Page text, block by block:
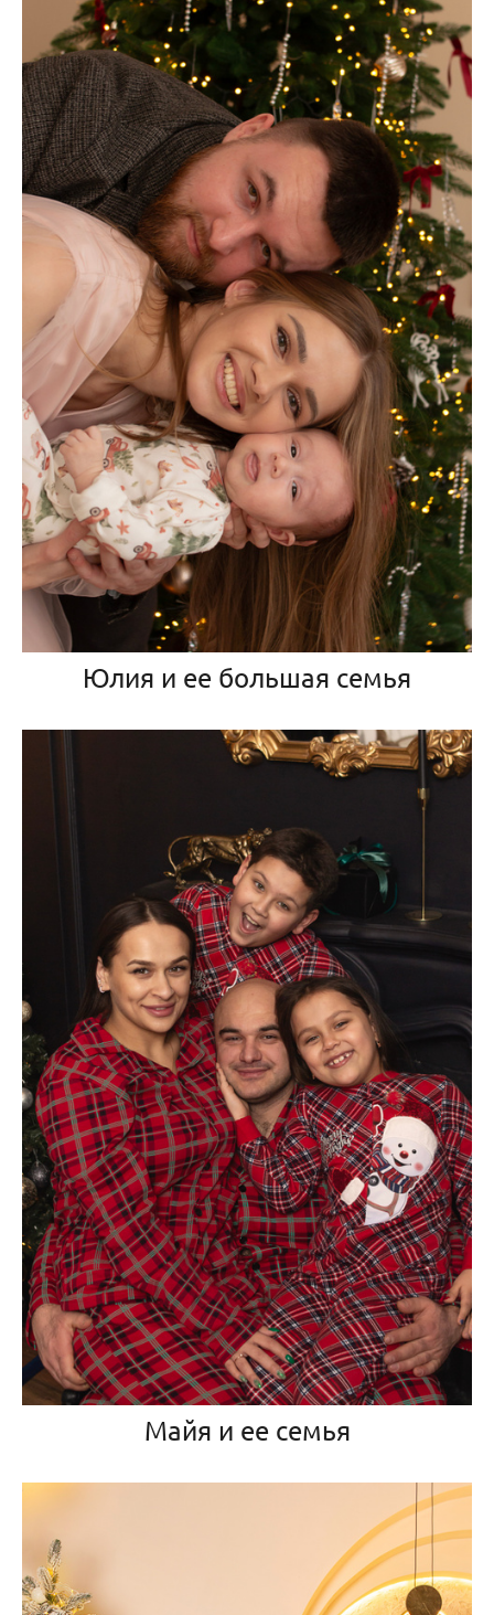
Юлия и ее большая семья
Майя и ее семья